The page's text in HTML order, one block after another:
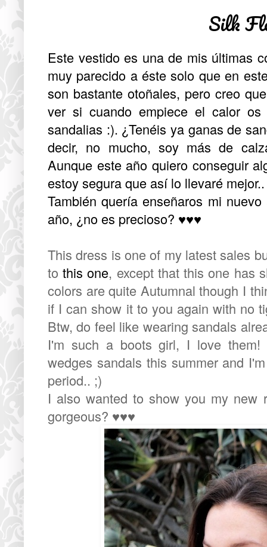
Silk
Este vestido es una de mis últimas
muy parecido a éste solo que en
son bastante otoñales, pero creo
ver si cuando empiece el calor
sandalias :). ¿Tenéis ya ganas de
decir, no mucho, soy más de
Aunque este año quiero conseguir
estoy segura que así lo llevaré
También quería enseñaros mi
año, ¿no es precioso? ♥♥♥
This dress is one of my latest sales
tothis one, except that this one has
colors are quite Autumnal though I
if I can show it to you again with no
Btw, do feel like wearing sandals
I'm such a boots girl, I love them!
wedges sandals this summer and
period.. ;)
I also wanted to show you my
gorgeous? ♥♥♥